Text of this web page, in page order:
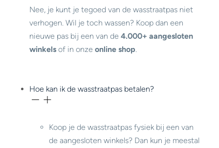
Nee, je kunt je tegoed van de wasstraatpas niet
verhogen. Wil je toch wassen? Koop dan een
nieuwe pas bij een van de 4.000+ aangesloten
winkels of in onze online shop
Hoe kan ik de wasstraatpas betalen?
Koop je de wasstraatpas fysiek bij een van
de aangesloten winkels? Dan kun je meestal